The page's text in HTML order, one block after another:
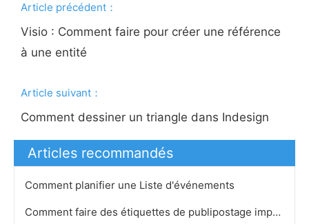
Article précédent：
Visio : Comment faire pour créer une référence
à une entité
Article suivant：
Comment dessiner un triangle dans Indesign
Articles recommandés
Comment planifier une Liste d'événements
Comment faire des étiquettes de publipostage imprimable